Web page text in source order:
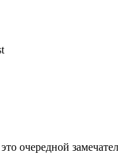
очередной